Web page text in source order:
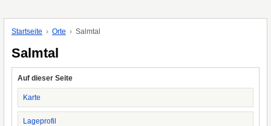
Startseite Orte Salmtal
Salmtal
Auf dieser Seite
Karte
Lageprofil